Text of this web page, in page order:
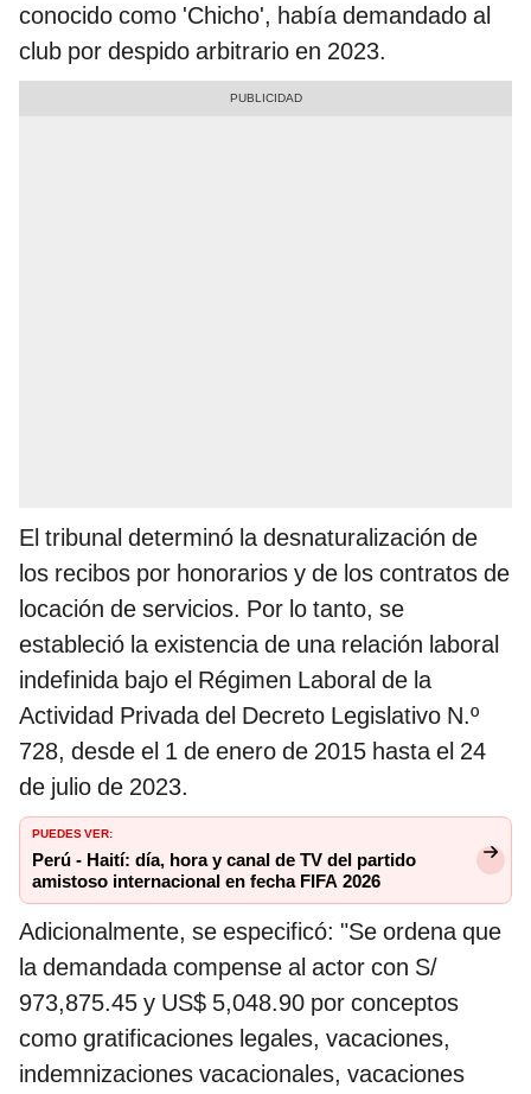
conocido como 'Chicho', había demandado al
club por despido arbitrario en 2023.
El tribunal determinó la desnaturalización de
los recibos por honorarios y de los contratos de
locación de servicios. Por lo tanto, se
estableció la existencia de una relación laboral
indefinida bajo el Régimen Laboral de la
Actividad Privada del Decreto Legislativo N.º
728, desde el 1 de enero de 2015 hasta el 24
de julio de 2023.
PUEDES VER:
Perú - Haití: día, hora y canal de TV del partido
amistoso internacional en fecha FIFA 2026
Adicionalmente, se especificó: "Se ordena que
la demandada compense al actor con S/
973,875.45 y US$ 5,048.90 por conceptos
como gratificaciones legales, vacaciones,
indemnizaciones vacacionales, vacaciones